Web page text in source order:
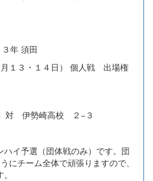
年 須田
１３・１４日） 個人戦 出場権
対 伊勢崎高校 ２−３
イ予選（団体戦のみ）です。団
にチーム全体で頑張りますので、